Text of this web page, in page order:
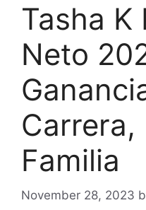
Tasha K
Neto
Familia
November 28, 2023